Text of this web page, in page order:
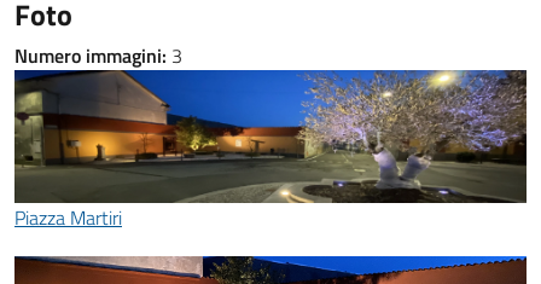
Foto
Numero immagini: 3
Piazza Martiri